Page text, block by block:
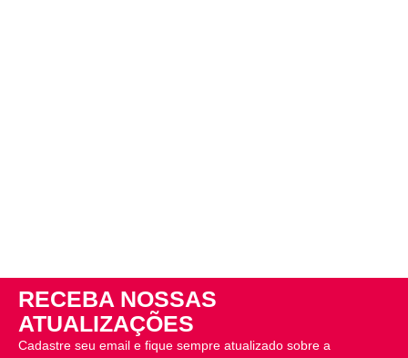
RECEBA NOSSAS
ATUALIZAÇÕES
Cadastre seu email e fique sempre atualizado sobre a